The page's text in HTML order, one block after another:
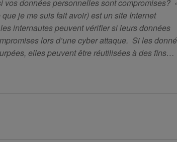
vos données personnelles sont compromises?
je me suis fait avoir) est un site Internet
internautes peuvent vérifier si leurs données
lors d’une cyber attaque. Si les
elles peuvent être réutilisées à des fins…